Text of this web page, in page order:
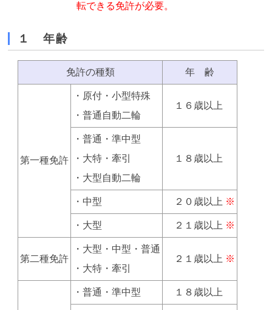
転できる免許が必要。
１ 年齢
免許の種類 年 齢
第一種免許
・原付・小型特殊
・普通自動二輪
１６歳以上
・普通・準中型
・大特・牽引
・大型自動二輪
１８歳以上
・中型 ２０歳以上 ※
・大型 ２１歳以上 ※
第二種免許
・大型・中型・普通
・大特・牽引
２１歳以上 ※
・普通・準中型 １８歳以上